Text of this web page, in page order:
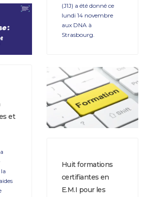
(J1J) a été donné ce
lundi 14 novembre
aux DNA à
Strasbourg.
et
Huit formations
certifiantes en
E.M.I pour les